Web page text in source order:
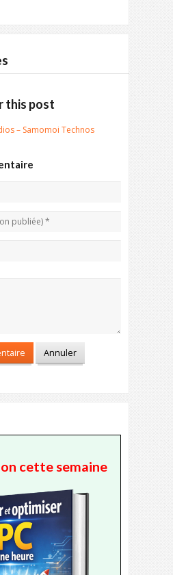
this post
– Samomoi Technos
cette semaine